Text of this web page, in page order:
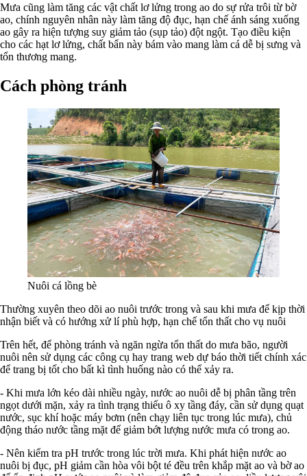
Mưa cũng làm tăng các vật chất lơ lửng trong ao do sự rửa trôi từ bờ
ao, chính nguyên nhân này làm tăng độ đục, hạn chế ánh sáng xuống
ao gây ra hiện tượng suy giảm tảo (sụp tảo) đột ngột. Tạo điều kiện
cho các hạt lơ lửng, chất bẩn này bám vào mang làm cá dễ bị sưng và
tổn thương mang.
Cách phòng tránh
Nuôi cá lồng bè
Thường xuyên theo dõi ao nuôi trước trong và sau khi mưa để kịp thời
nhận biết và có hướng xử lí phù hợp, hạn chế tổn thất cho vụ nuôi
Trên hết, để phòng tránh và ngăn ngừa tổn thất do mưa bão, người
nuôi nên sử dụng các công cụ hay trang web dự báo thời tiết chính xác
để trang bị tốt cho bất kì tình huống nào có thể xảy ra.
- Khi mưa lớn kéo dài nhiều ngày, nước ao nuôi dễ bị phân tầng trên
ngọt dưới mặn, xảy ra tình trạng thiếu ô xy tầng đáy, cần sử dụng quạt
nước, sục khí hoặc máy bơm (nên chạy liên tục trong lúc mưa), chủ
động tháo nước tầng mặt để giảm bớt lượng nước mưa có trong ao.
- Nên kiểm tra pH trước trong lúc trời mưa. Khi phát hiện nước ao
nuôi bị đục, pH giảm cần hòa vôi bột té đều trên khắp mặt ao và bờ ao